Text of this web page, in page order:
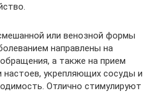
или венозной формы
направлены на
а также на прием
настоев, укрепляющих сосуды и
Отлично стимулируют